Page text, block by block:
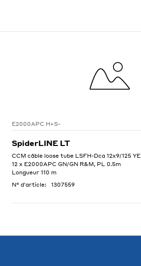
E2000APC H+S-
SpiderLINE LT
CCM câble loose tube LSFH-Dca 12x9/125 YE
12 x E2000APC GN/GN R&M, PL 0.5m
Longueur 110 m
N° d'article:
1307559